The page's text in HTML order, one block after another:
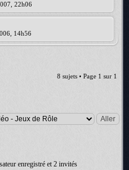
22h06
14h56
8 sujets • Page 1 sur 1
enregistré et 2 invités